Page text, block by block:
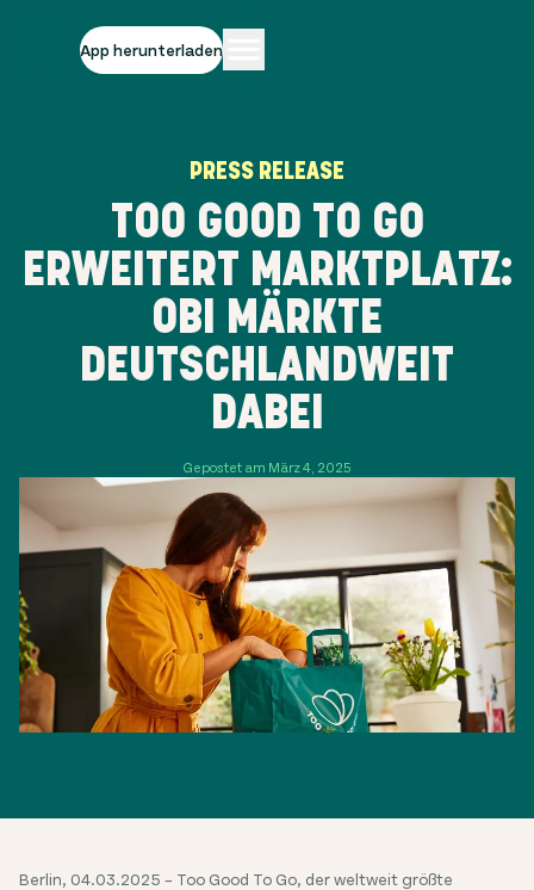
App herunterladen
PRESS RELEASE
TOO GOOD TO GO
ERWEITERT MARKTPLATZ:
OBI MÄRKTE
DEUTSCHLANDWEIT
DABEI
Gepostet am März 4, 2025
Berlin, 04.03.2025 – Too Good To Go, der weltweit größte